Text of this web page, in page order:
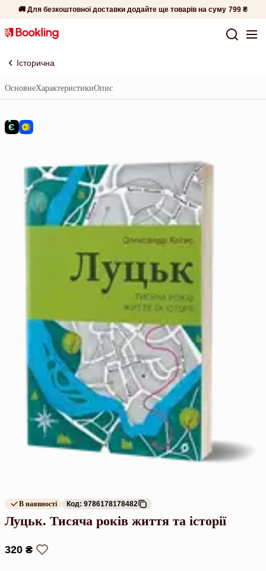
🚚 Для безкоштовної доставки додайте ще товарів на суму 799 ₴
Історична
ОсновнеХарактеристикиОпис
В наявності Код: 9786178178482
Луцьк. Тисяча років життя та історії
320 ₴